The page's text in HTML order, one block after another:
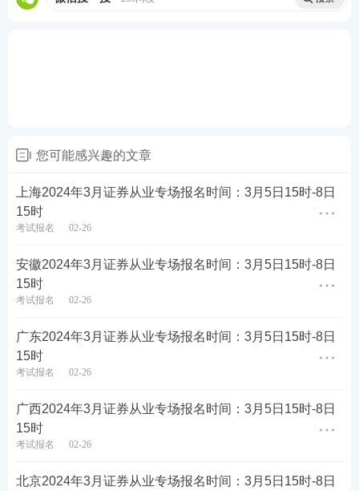
第四步：填写报名信息，确保信息真实有效，保存进
入下一步。
您可能感兴趣的文章
上海2024年3月证券从业专场报名时间：3月5日15时-8日
15时
考试报名 02-26
安徽2024年3月证券从业专场报名时间：3月5日15时-8日
15时
考试报名 02-26
广东2024年3月证券从业专场报名时间：3月5日15时-8日
15时
考试报名 02-26
广西2024年3月证券从业专场报名时间：3月5日15时-8日
15时
考试报名 02-26
北京2024年3月证券从业专场报名时间：3月5日15时-8日